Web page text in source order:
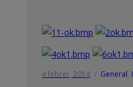
4 febrer, 2014 General,